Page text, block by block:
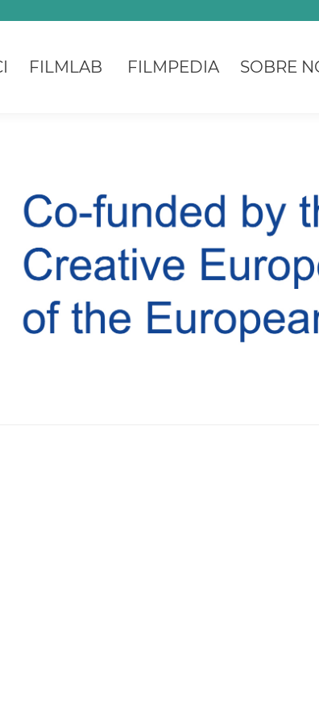
FILMLAB FILMPEDIA SOBRE